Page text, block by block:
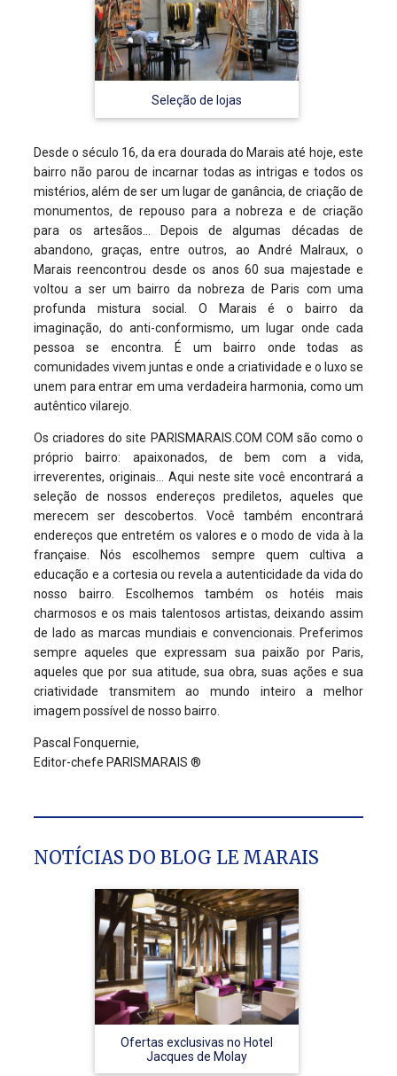
Seleção de lojas
Desde o século 16, da era dourada do Marais até hoje, este
bairro não parou de incarnar todas as intrigas e todos os
mistérios, além de ser um lugar de ganância, de criação de
monumentos, de repouso para a nobreza e de criação
para os artesãos… Depois de algumas décadas de
abandono, graças, entre outros, ao André Malraux, o
Marais reencontrou desde os anos 60 sua majestade e
voltou a ser um bairro da nobreza de Paris com uma
profunda mistura social. O Marais é o bairro da
imaginação, do anti-conformismo, um lugar onde cada
pessoa se encontra. É um bairro onde todas as
comunidades vivem juntas e onde a criatividade e o luxo se
unem para entrar em uma verdadeira harmonia, como um
autêntico vilarejo.
Os criadores do site PARISMARAIS.COM COM são como o
próprio bairro: apaixonados, de bem com a vida,
irreverentes, originais… Aqui neste site você encontrará a
seleção de nossos endereços prediletos, aqueles que
merecem ser descobertos. Você também encontrará
endereços que entretém os valores e o modo de vida à la
française. Nós escolhemos sempre quem cultiva a
educação e a cortesia ou revela a autenticidade da vida do
nosso bairro. Escolhemos também os hotéis mais
charmosos e os mais talentosos artistas, deixando assim
de lado as marcas mundiais e convencionais. Preferimos
sempre aqueles que expressam sua paixão por Paris,
aqueles que por sua atitude, sua obra, suas ações e sua
criatividade transmitem ao mundo inteiro a melhor
imagem possível de nosso bairro.
Pascal Fonquernie,
Editor-chefe PARISMARAIS ®
NOTÍCIAS DO BLOG LE MARAIS
Ofertas exclusivas no Hotel
Jacques de Molay